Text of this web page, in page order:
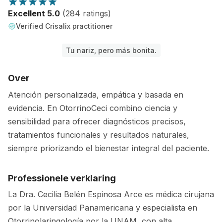
Excellent 5.0 (284 ratings)
Verified Crisalix practitioner
Tu nariz, pero más bonita.
Over
Atención personalizada, empática y basada en
evidencia. En OtorrinoCeci combino ciencia y
sensibilidad para ofrecer diagnósticos precisos,
tratamientos funcionales y resultados naturales,
siempre priorizando el bienestar integral del paciente.
Professionele verklaring
La Dra. Cecilia Belén Espinosa Arce es médica cirujana
por la Universidad Panamericana y especialista en